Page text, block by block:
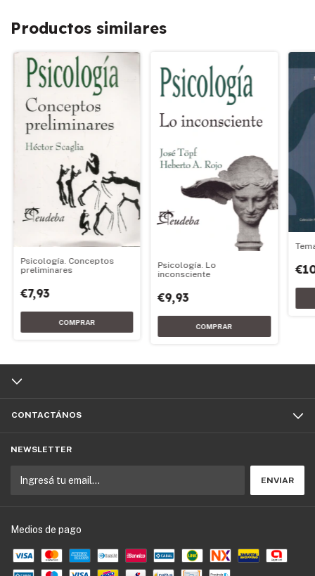
Productos similares
Psicología. Conceptos
preliminares
€7,93
Psicología. Lo
inconsciente
€9,93
CONTACTÁNOS
NEWSLETTER
Medios de pago